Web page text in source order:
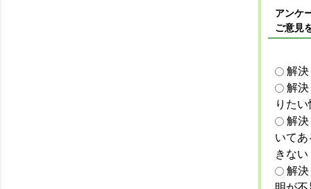
アンケ
ご意見
解
解
りた
解
いて
きない
解